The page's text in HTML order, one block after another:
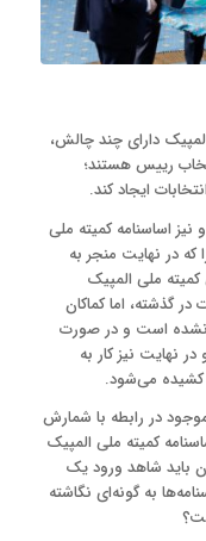
دارای چند چالش،
رییس هستند؛
ایجاد کند.
اساسنامه کمیته ملی
در نهایت منجر به
ملی المپیک
گذشته، اما کماکان
نشده است و در صورت
نهایت نیز کار به
کشیده می‌شود.
در رابطه با شمارش
کمیته ملی المپیک
باید شاهد ورود یک
به گونه‌ای نگاشته